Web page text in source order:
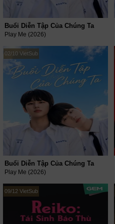
Buổi Diễn Tập Của Chúng Ta
Play Me (2026)
02/10 VietSub
Buổi Diễn Tập Của Chúng Ta
Play Me (2026)
09/12 VietSub